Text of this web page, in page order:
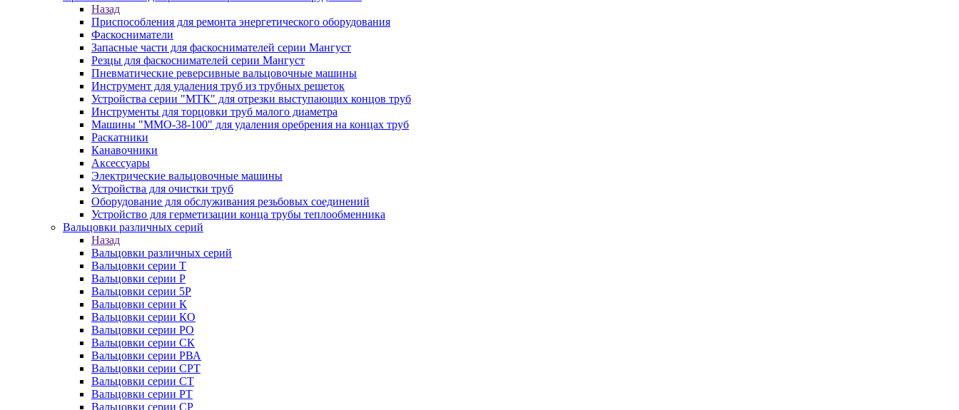
Назад
Приспособления для ремонта энергетического оборудования
Фаскосниматели
Запасные части для фаскоснимателей серии Мангуст
Резцы для фаскоснимателей серии Мангуст
Пневматические реверсивные вальцовочные машины
Инструмент для удаления труб из трубных решеток
Устройства серии "МТК" для отрезки выступающих концов труб
Инструменты для торцовки труб малого диаметра
Машины "ММО-38-100" для удаления оребрения на концах труб
Раскатники
Канавочники
Аксессуары
Электрические вальцовочные машины
Устройства для очистки труб
Оборудование для обслуживания резьбовых соединений
Устройство для герметизации конца трубы теплообменника
Вальцовки различных серий
Назад
Вальцовки различных серий
Вальцовки серии Т
Вальцовки серии Р
Вальцовки серии 5Р
Вальцовки серии К
Вальцовки серии КО
Вальцовки серии РО
Вальцовки серии СК
Вальцовки серии РВА
Вальцовки серии СРТ
Вальцовки серии СТ
Вальцовки серии РТ
Вальцовки серии СР